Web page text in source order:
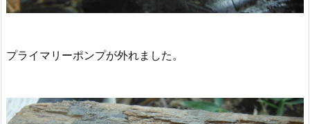
プライマリーポンプが外れました。